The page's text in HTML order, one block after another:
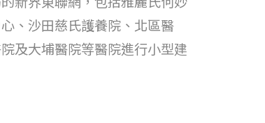
新界東聯網，包括雅麗氏何妙
、沙田慈氏護養院、北區醫
及大埔醫院等醫院進行小型建